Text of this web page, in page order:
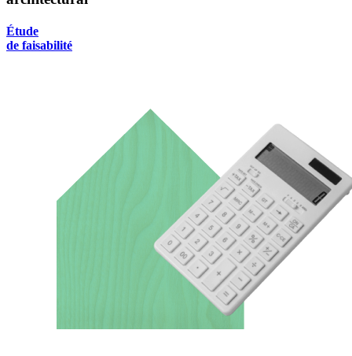
Étude
de faisabilité